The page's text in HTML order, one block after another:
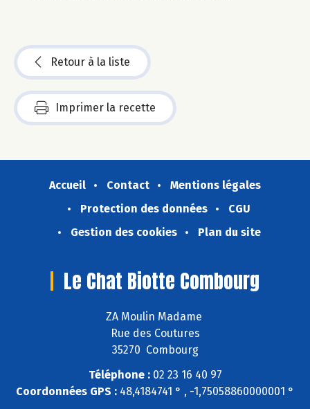
Retour à la liste
Imprimer la recette
Accueil Contact
Mentions légales
Protection des données
CGU
Gestion des cookies
Plan du site
Le Chat Biotte Combourg
ZA Moulin Madame
Rue des Coutures
35270 Combourg
Téléphone :02 23 16 40 97
Coordonnées GPS : 48,4184741 ° , -1,75058860000001 °